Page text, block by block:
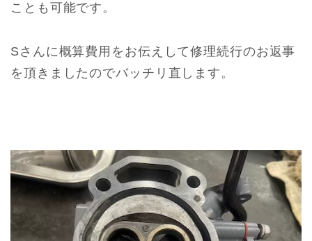
ことも可能です。
Sさんに概算費用をお伝えして修理続行のお返事
を頂きましたのでバッチリ直します。